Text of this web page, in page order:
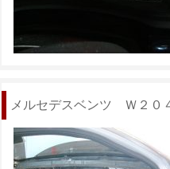
メルセデスベンツ Ｗ２